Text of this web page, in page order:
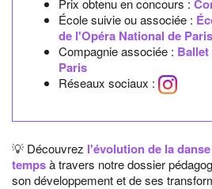
Prix obtenu en concours :
École suivie ou associée :
de l'Opéra National de Paris
Compagnie associée :
Paris
Réseaux sociaux :
💡 Découvrez l'évolution de la
tempsà travers notre dossier
son développement et de ses